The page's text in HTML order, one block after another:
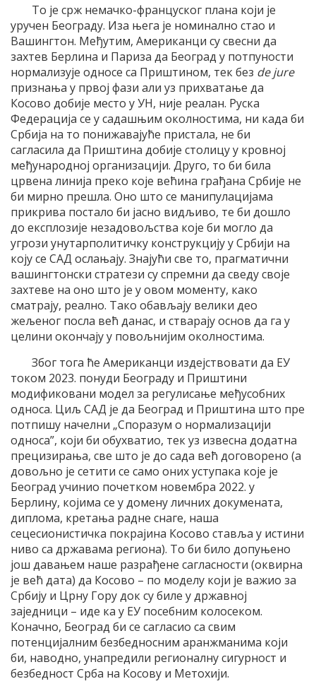
То је срж немачко-француског плана који је
уручен Београду. Иза њега је номинално стао и
Вашингтон. Међутим, Американци су свесни да
захтев Берлина и Париза да Београд у потпуности
нормализује односе са Приштином, тек без de jure
признања у првој фази али уз прихватање да
Косово добије место у УН, није реалан. Руска
Федерација се у садашњим околностима, ни када би
Србија на то понижавајуће пристала, не би
сагласила да Приштина добије столицу у кровној
међународној организацији. Друго, то би била
црвена линија преко које већина грађана Србије не
би мирно прешла. Оно што се манипулацијама
прикрива постало би јасно видљиво, те би дошло
до експлозије незадовољства које би могло да
угрози унутарполитичку конструкцију у Србији на
коју се САД ослањају. Знајући све то, прагматични
вашингтонски стратези су спремни да сведу своје
захтеве на оно што је у овом моменту, како
сматрају, реално. Тако обављају велики део
жељеног посла већ данас, и стварају основ да га у
целини окончају у повољнијим околностима.
Због тога ће Американци издејствовати да ЕУ
током 2023. понуди Београду и Приштини
модификовани модел за регулисање међусобних
односа. Циљ САД је да Београд и Приштина што пре
потпишу начелни „Споразум о нормализацији
односа”, који би обухватио, тек уз извесна додатна
прецизирања, све што је до сада већ договорено (а
довољно је сетити се само оних уступака које је
Београд учинио почетком новембра 2022. у
Берлину, којима се у домену личних докумената,
диплома, кретања радне снаге, наша
сецесионистичка покрајина Косово ставља у истини
ниво са државама региона). То би било допуњено
још давањем наше разрађене сагласности (оквирна
је већ дата) да Косово – по моделу који је важио за
Србију и Црну Гору док су биле у државној
заједници – иде ка у ЕУ посебним колосеком.
Коначно, Београд би се сагласио са свим
потенцијалним безбедносним аранжманима који
би, наводно, унапредили регионалну сигурност и
безбедност Срба на Косову и Метохији.